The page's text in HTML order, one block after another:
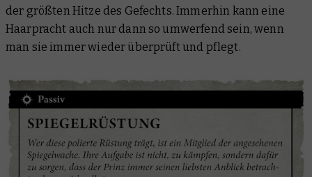
der größten Hitze des Gefechts. Immerhin kann eine
Haarpracht auch nur dann so umwerfend sein, wenn
man sie immer wieder überprüft und pflegt.